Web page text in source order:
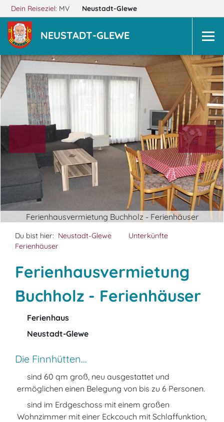
Dein Reiseziel: MV Neustadt-Glewe
NEUSTADT-GLEWE
Ferienhausvermietung Buchholz - Ferienhäuser
Du bist hier: Neustadt-Glewe
Unterkünfte
Ferienhäuser
Ferienhausvermietung
Buchholz - Ferienhäuser
Ferienhaus
Neustadt-Glewe
Die Finnhütten...
sind 60 qm groß, neu ausgestattet und
ermöglichen einen Belegung von bis zu 6 Personen.
sind im Erdgeschoss mit einem großen
Wohnzimmer mit einer Eckcouch mit Schlaffunktion,